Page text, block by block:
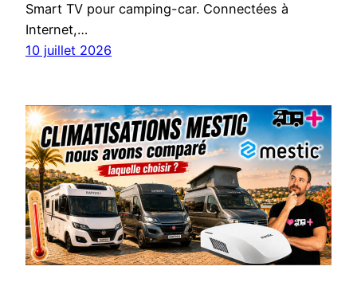
Smart TV pour camping-car. Connectées à
Internet,…
10 juillet 2026